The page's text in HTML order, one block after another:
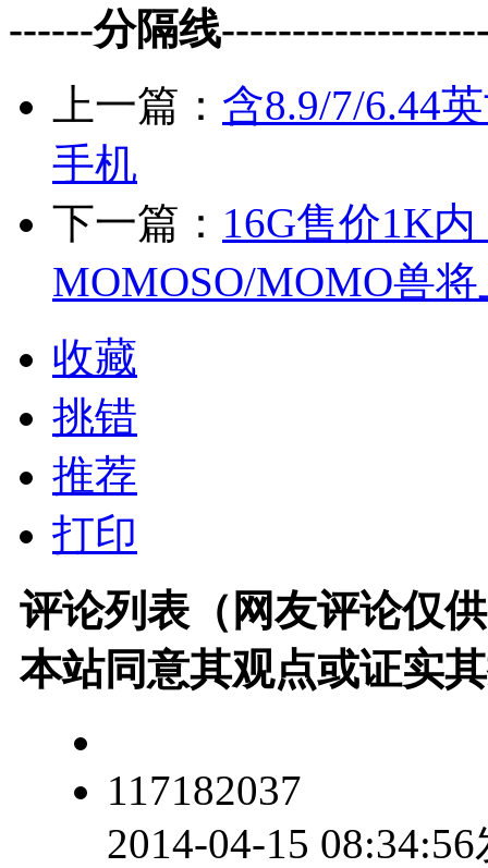
------分隔线
上一篇： 含8.9/7/6.44
手机
下一篇： 16G售价1K
MOMOSO/MOMO兽
收藏
挑错
推荐
打印
评论列表（网友评论仅
本站同意其观点或证实
117182037
2014-04-15